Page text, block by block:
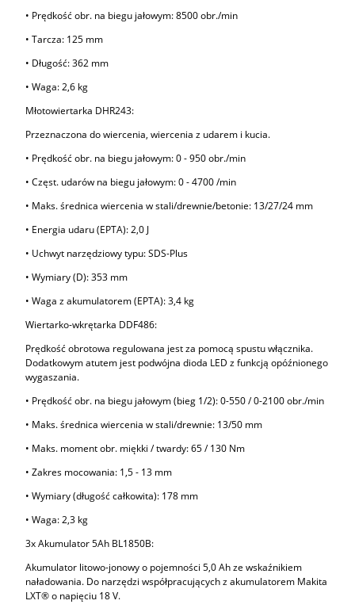
• Prędkość obr. na biegu jałowym: 8500 obr./min
• Tarcza: 125 mm
• Długość: 362 mm
• Waga: 2,6 kg
Młotowiertarka DHR243:
Przeznaczona do wiercenia, wiercenia z udarem i kucia.
• Prędkość obr. na biegu jałowym: 0 - 950 obr./min
• Częst. udarów na biegu jałowym: 0 - 4700 /min
• Maks. średnica wiercenia w stali/drewnie/betonie: 13/27/24 mm
• Energia udaru (EPTA): 2,0 J
• Uchwyt narzędziowy typu: SDS-Plus
• Wymiary (D): 353 mm
• Waga z akumulatorem (EPTA): 3,4 kg
Wiertarko-wkrętarka DDF486:
Prędkość obrotowa regulowana jest za pomocą spustu włącznika.
Dodatkowym atutem jest podwójna dioda LED z funkcją opóźnionego
wygaszania.
• Prędkość obr. na biegu jałowym (bieg 1/2): 0-550 / 0-2100 obr./min
• Maks. średnica wiercenia w stali/drewnie: 13/50 mm
• Maks. moment obr. miękki / twardy: 65 / 130 Nm
• Zakres mocowania: 1,5 - 13 mm
• Wymiary (długość całkowita): 178 mm
• Waga: 2,3 kg
3x Akumulator 5Ah BL1850B:
Akumulator litowo-jonowy o pojemności 5,0 Ah ze wskaźnikiem
naładowania. Do narzędzi współpracujących z akumulatorem Makita
LXT® o napięciu 18 V.